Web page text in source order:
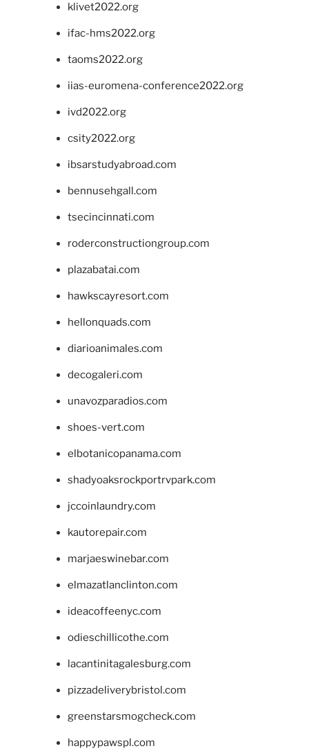
klivet2022.org
ifac-hms2022.org
taoms2022.org
iias-euromena-conference2022.org
ivd2022.org
csity2022.org
ibsarstudyabroad.com
bennusehgall.com
tsecincinnati.com
roderconstructiongroup.com
plazabatai.com
hawkscayresort.com
hellonquads.com
diarioanimales.com
decogaleri.com
unavozparadios.com
shoes-vert.com
elbotanicopanama.com
shadyoaksrockportrvpark.com
jccoinlaundry.com
kautorepair.com
marjaeswinebar.com
elmazatlanclinton.com
ideacoffeenyc.com
odieschillicothe.com
lacantinitagalesburg.com
pizzadeliverybristol.com
greenstarsmogcheck.com
happypawspl.com